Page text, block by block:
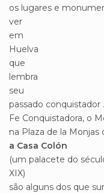
os lugares e
ver
em
Huelva
que
lembra
seu
passado
Fe Conquistadora, o
na Plaza de la Monjas
a Casa Colón
(um palacete do
XIX)
são alguns dos que